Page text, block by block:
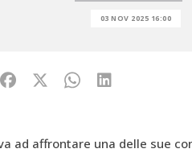
03 NOV 2025 16:00
ad affrontare una delle sue